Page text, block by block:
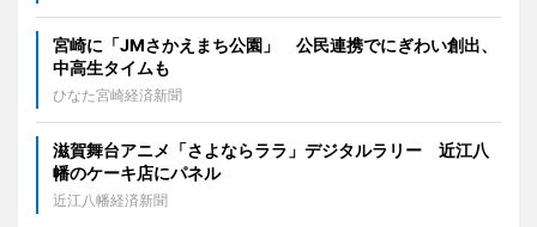
宮崎に「JMさかえまち公園」 公民連携でにぎわい創出、
中高生タイムも
ひなた宮崎経済新聞
滋賀舞台アニメ「さよならララ」デジタルラリー 近江八
幡のケーキ店にパネル
近江八幡経済新聞